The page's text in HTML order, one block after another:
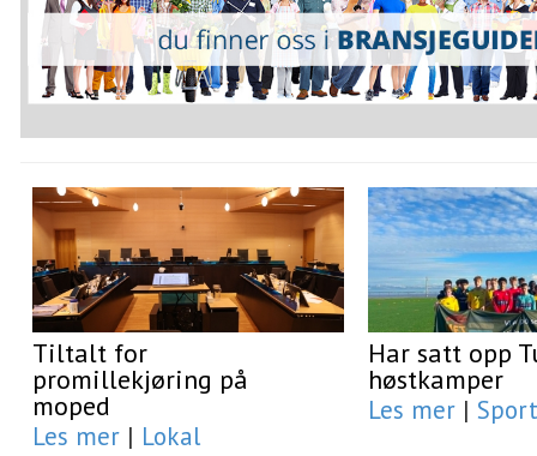
Tiltalt for
promillekjøring på
moped
Les mer | Lokal
Har satt opp
høstkamper
Les mer | Sport